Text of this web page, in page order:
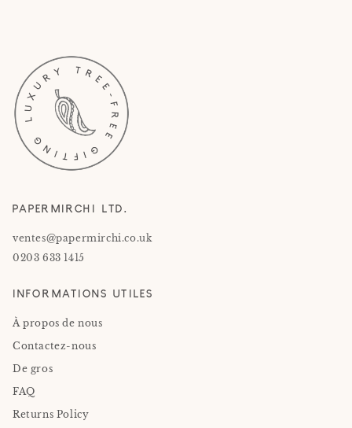
PAPERMIRCHI LTD.
ventes@papermirchi.co.uk
0203 633 1415
INFORMATIONS UTILES
À propos de nous
Contactez-nous
De gros
FAQ
Returns Policy